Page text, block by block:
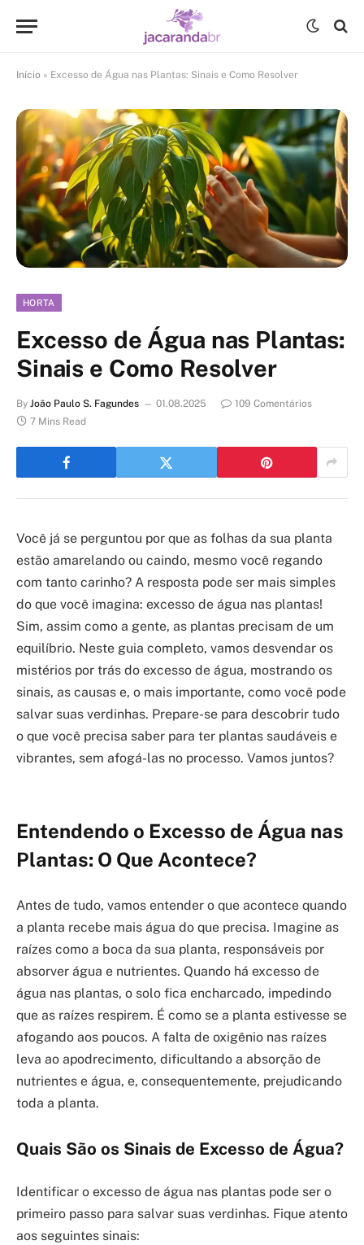
Início » Excesso de Água nas Plantas: Sinais e Como Resolver
HORTA
Excesso de Água nas Plantas:
Sinais e Como Resolver
By João Paulo S. Fagundes 01.08.2025
109 Comentários
7 Mins Read
Você já se perguntou por que as folhas da sua planta
estão amarelando ou caindo, mesmo você regando
com tanto carinho? A resposta pode ser mais simples
do que você imagina: excesso de água nas plantas!
Sim, assim como a gente, as plantas precisam de um
equilíbrio. Neste guia completo, vamos desvendar os
mistérios por trás do excesso de água, mostrando os
sinais, as causas e, o mais importante, como você pode
salvar suas verdinhas. Prepare-se para descobrir tudo
o que você precisa saber para ter plantas saudáveis e
vibrantes, sem afogá-las no processo. Vamos juntos?
Entendendo o Excesso de Água nas
Plantas: O Que Acontece?
Antes de tudo, vamos entender o que acontece quando
a planta recebe mais água do que precisa. Imagine as
raízes como a boca da sua planta, responsáveis por
absorver água e nutrientes. Quando há excesso de
água nas plantas, o solo fica encharcado, impedindo
que as raízes respirem. É como se a planta estivesse se
afogando aos poucos. A falta de oxigênio nas raízes
leva ao apodrecimento, dificultando a absorção de
nutrientes e água, e, consequentemente, prejudicando
toda a planta.
Quais São os Sinais de Excesso de Água?
Identificar o excesso de água nas plantas pode ser o
primeiro passo para salvar suas verdinhas. Fique atento
aos seguintes sinais: